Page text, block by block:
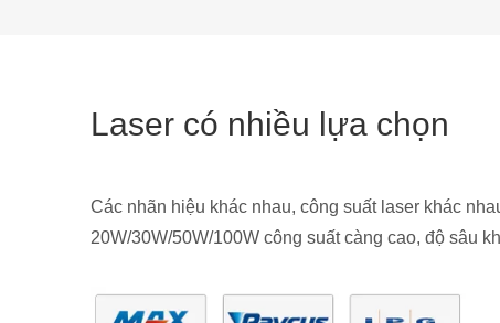
Laser có nhiều lựa chọn
Các nhãn hiệu khác nhau, công suất laser khác
20W/30W/50W/100W công suất càng cao, độ sâu